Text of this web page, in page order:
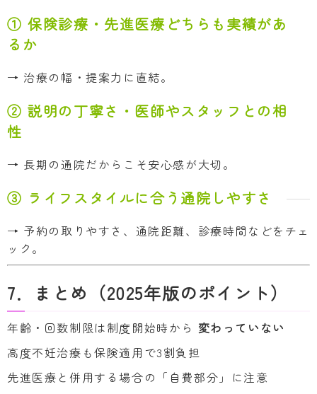
① 保険診療・先進医療どちらも実績があ
るか
→ 治療の幅・提案力に直結。
② 説明の丁寧さ・医師やスタッフとの相
性
→ 長期の通院だからこそ安心感が大切。
③ ライフスタイルに合う通院しやすさ
→ 予約の取りやすさ、通院距離、診療時間などをチェ
ック。
7．まとめ（2025年版のポイント）
年齢・回数制限は制度開始時から 変わっていない
高度不妊治療も保険適用で3割負担
先進医療と併用する場合の「自費部分」に注意